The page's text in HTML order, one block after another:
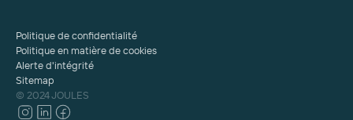
Politique de confidentialité
Politique en matière de cookies
Alerte d'intégrité
Sitemap
© 2024 JOULES